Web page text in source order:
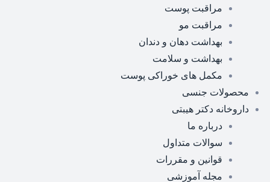
مراقبت پوست
مراقبت مو
بهداشت دهان و دندان
بهداشت و سلامت
مکمل های خوراکی پوست
محصولات جنسی
داروخانه دکتر هیبتی
درباره ما
سوالات متداول
قوانین و مقررات
مجله آموزشی